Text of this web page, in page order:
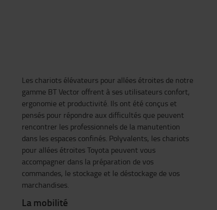
Les chariots élévateurs pour allées étroites de notre
gamme BT Vector offrent à ses utilisateurs confort,
ergonomie et productivité. Ils ont été conçus et
pensés pour répondre aux difficultés que peuvent
rencontrer les professionnels de la manutention
dans les espaces confinés. Polyvalents, les chariots
pour allées étroites Toyota peuvent vous
accompagner dans la préparation de vos
commandes, le stockage et le déstockage de vos
marchandises.
La mobilité